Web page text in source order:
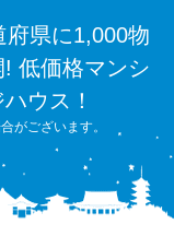
府県に1,000物
低価格マンシ
ウス！
がございます。